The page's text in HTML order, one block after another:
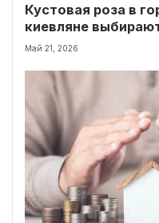
Кустовая роза в
киевляне
вместо классики
Май 21, 2026